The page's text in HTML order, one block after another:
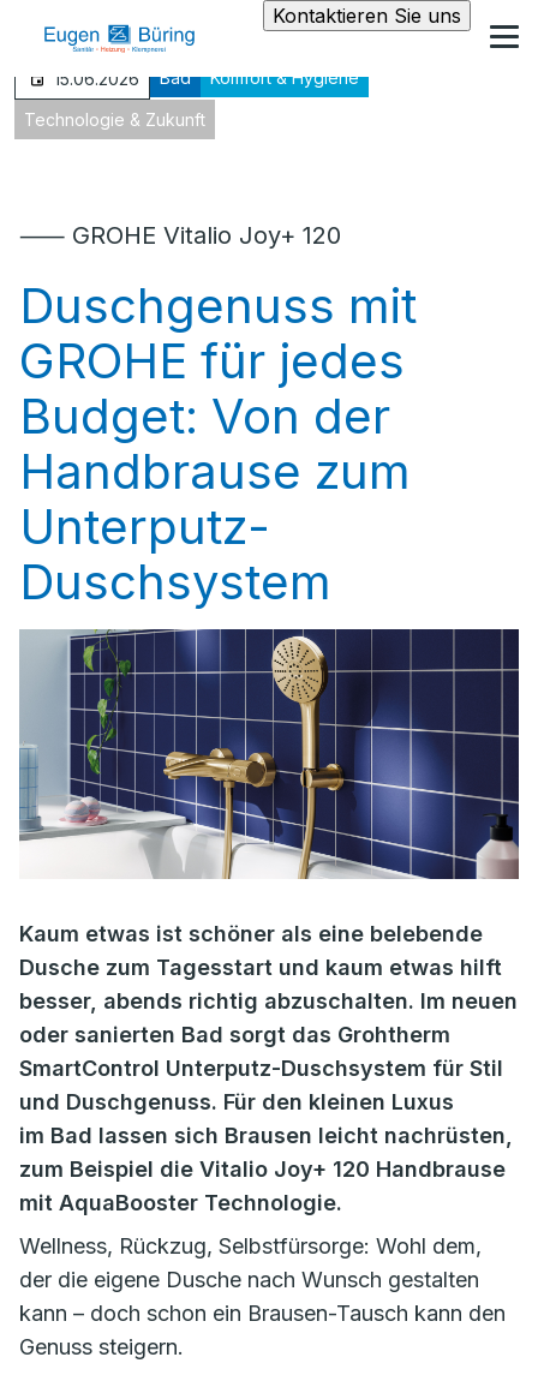
Kontaktieren Sie uns
15.06.2026 Bad Komfort & Hygiene
Technologie & Zukunft
⸺ GROHE Vitalio Joy+ 120
Duschgenuss mit
GROHE für jedes
Budget: Von der
Handbrause zum
Unterputz-
Duschsystem
Kaum etwas ist schöner als eine belebende
Dusche zum Tagesstart und kaum etwas hilft
besser, abends richtig abzuschalten. Im neuen
oder sanierten Bad sorgt das Grohtherm
SmartControl Unterputz-Duschsystem für Stil
und Duschgenuss. Für den kleinen Luxus
im Bad lassen sich Brausen leicht nachrüsten,
zum Beispiel die Vitalio Joy+ 120 Handbrause
mit AquaBooster Technologie.
Wellness, Rückzug, Selbstfürsorge: Wohl dem,
der die eigene Dusche nach Wunsch gestalten
kann – doch schon ein Brausen-Tausch kann den
Genuss steigern.